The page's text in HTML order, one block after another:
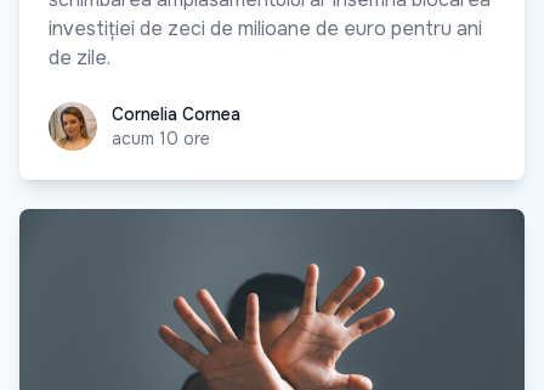
investiției de zeci de milioane de euro pentru ani
de zile.
Cornelia Cornea
Cornelia Cornea
acum 10 ore